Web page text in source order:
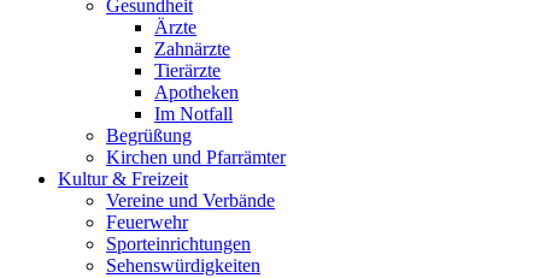
Gesundheit
Ärzte
Zahnärzte
Tierärzte
Apotheken
Im Notfall
Begrüßung
Kirchen und Pfarrämter
Kultur & Freizeit
Vereine und Verbände
Feuerwehr
Sporteinrichtungen
Sehenswürdigkeiten